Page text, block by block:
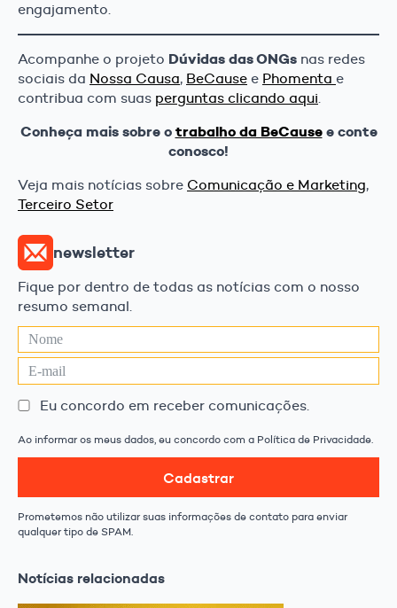
engajamento.
Acompanhe o projeto Dúvidas das ONGs nas redes
sociais da Nossa Causa, BeCause e Phomenta e
contribua com suas perguntas clicando aqui.
Conheça mais sobre otrabalho da BeCausee conte
conosco!
Veja mais notícias sobre Comunicação e Marketing,
Terceiro Setor
newsletter
Fique por dentro de todas as notícias com o nosso
resumo semanal.
Eu concordo em receber comunicações.
Ao informar os meus dados, eu concordo com a Política de Privacidade.
Cadastrar
Prometemos não utilizar suas informações de contato para enviar
qualquer tipo de SPAM.
Notícias relacionadas